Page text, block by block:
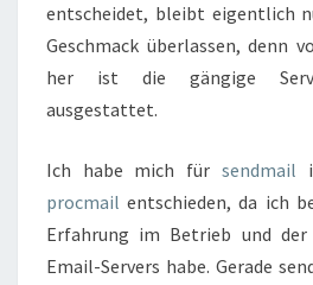
entscheidet, bleibt eigentlich
Geschmack überlassen, denn
her ist die gängige
ausgestattet.
Ich habe mich für sendmail
procmail entschieden, da ich
Erfahrung im Betrieb und
Email-Servers habe. Gerade